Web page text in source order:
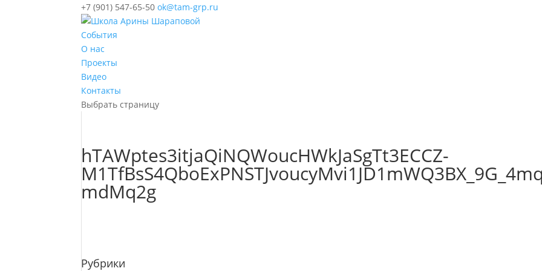
+7 (901) 547-65-50 ok@tam-grp.ru
События
О нас
Проекты
Видео
Контакты
Выбрать страницу
hTAWptes3itjaQiNQWoucHWkJaSgTt3ECCZ-
mdMq2g
Рубрики